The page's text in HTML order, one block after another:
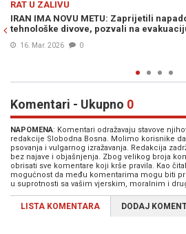
SVIJET
"NEMA RADA ZA GENOCID":
protest ispred sjedišta
Komentari - Ukupno 0
NAPOMENA: Komentari odražavaju stavove
redakcije Slobodna Bosna. Molimo korisnike
psovanja i vulgarnog izražavanja. Redakcija
bez najave i objašnjenja. Zbog velikog broja
obrisati sve komentare koji krše pravila. Kao
mogućnost da među komentarima mogu biti
u suprotnosti sa vašim vjerskim, moralnim i
LISTA KOMENTARA DODAJ